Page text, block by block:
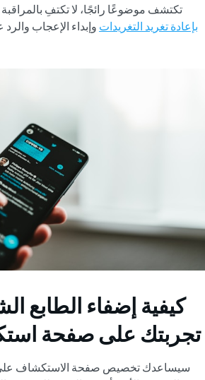
تكتشف موضوعًا رائجًا، لا تكتفِ
بإعادة تغريد التغريدات وإبداء الإعجاب
كيفية إضفاء الطابع
تجربتك على صفحة
سيساعدك تخصيص صفحة الاستكشاف على